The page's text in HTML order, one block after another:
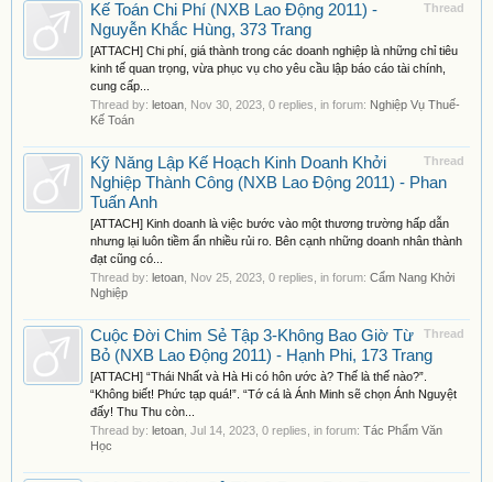
Thread
Kế Toán Chi Phí (NXB Lao Động 2011) -
Nguyễn Khắc Hùng, 373 Trang
[ATTACH] Chi phí, giá thành trong các doanh nghiệp là những chỉ tiêu
kinh tế quan trọng, vừa phục vụ cho yêu cầu lập báo cáo tài chính,
cung cấp...
Thread by: letoan Nov 30, 2023 , 0 replies, in forum: Nghiệp Vụ Thuế-
Kế Toán
Thread
Kỹ Năng Lập Kế Hoạch Kinh Doanh Khởi
Nghiệp Thành Công (NXB Lao Động 2011) - Phan
Tuấn Anh
[ATTACH] Kinh doanh là việc bước vào một thương trường hấp dẫn
nhưng lại luôn tiềm ẩn nhiều rủi ro. Bên cạnh những doanh nhân thành
đạt cũng có...
Thread by: letoan Nov 25, 2023 , 0 replies, in forum: Cẩm Nang Khởi
Nghiệp
Thread
Cuộc Đời Chim Sẻ Tập 3-Không Bao Giờ Từ
Bỏ (NXB Lao Động 2011) - Hạnh Phi, 173 Trang
[ATTACH] “Thái Nhất và Hà Hi có hôn ước à? Thế là thế nào?”.
“Không biết! Phức tạp quá!”. “Tớ cá là Ánh Minh sẽ chọn Ánh Nguyệt
đấy! Thu Thu còn...
Thread by: letoan Jul 14, 2023 , 0 replies, in forum: Tác Phẩm Văn
Học